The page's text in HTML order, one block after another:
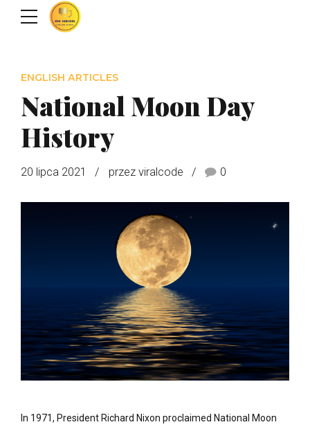
ENGLISH ARTICLES
National Moon Day
History
20 lipca 2021 przez viralcode 0
In 1971, President Richard Nixon proclaimed National Moon